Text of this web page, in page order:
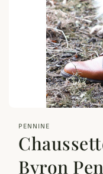
PENNINE
Byron